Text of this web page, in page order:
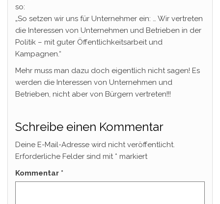
so:
„So setzen wir uns für Unternehmer ein: … Wir vertreten
die Interessen von Unternehmen und Betrieben in der
Politik – mit guter Öffentlichkeitsarbeit und
Kampagnen.“
Mehr muss man dazu doch eigentlich nicht sagen! Es
werden die Interessen von Unternehmen und
Betrieben, nicht aber von Bürgern vertreten!!!
Schreibe einen Kommentar
Deine E-Mail-Adresse wird nicht veröffentlicht.
Erforderliche Felder sind mit * markiert
Kommentar *